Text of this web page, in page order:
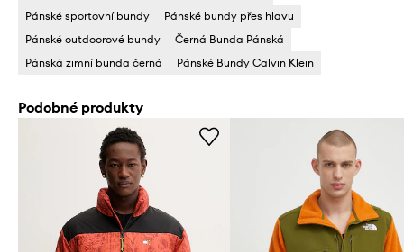
Pánské sportovní bundy
Pánské bundy přes hlavu
Pánské outdoorové bundy
Černá Bunda Pánská
Pánská zimní bunda černá
Pánské Bundy Calvin Klein
Podobné produkty